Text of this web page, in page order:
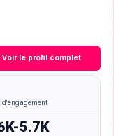
Voir le profil complet
d'engagement
5.7K